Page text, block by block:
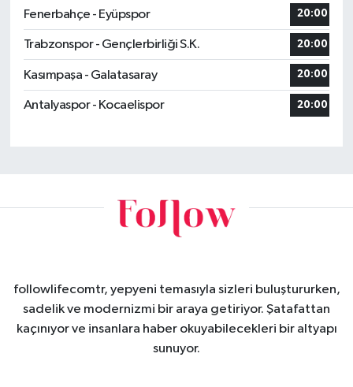
Fenerbahçe - Eyüpspor 20:00
Trabzonspor - Gençlerbirliği S.K. 20:00
Kasımpaşa - Galatasaray 20:00
Antalyaspor - Kocaelispor 20:00
followlifecomtr, yepyeni temasıyla sizleri buluştururken,
sadelik ve modernizmi bir araya getiriyor. Şatafattan
kaçınıyor ve insanlara haber okuyabilecekleri bir altyapı
sunuyor.